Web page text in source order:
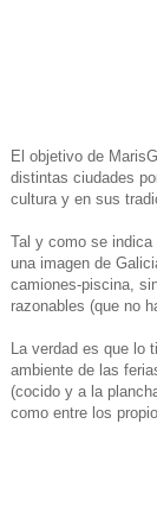
El objetivo de
distintas ciudades
cultura y en sus
Tal y como se indica
una imagen de
camiones-piscina,
razonables (que no
La verdad es que lo
ambiente de las
(cocido y a la
como entre los